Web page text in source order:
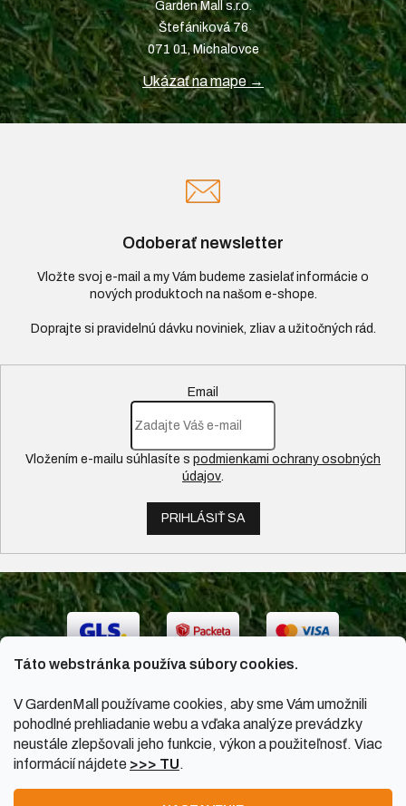
Táto webstránka používa súbory cookies.
V GardenMall používame cookies, aby sme Vám umožnili
pohodlné prehliadanie webu a vďaka analýze prevádzky
neustále zlepšovali jeho funkcie, výkon a použiteľnosť. Viac
informácií nájdete >>> TU.
Garden Mall s.r.o.
Štefániková 76
071 01, Michalovce
Ukázať na mape →
Odoberať newsletter
Vložte svoj e-mail a my Vám budeme zasielať informácie o
nových produktoch na našom e-shope.
Email
Vložením e-mailu súhlasíte s podmienkami ochrany osobných
údajov.
PRIHLÁSIŤ SA